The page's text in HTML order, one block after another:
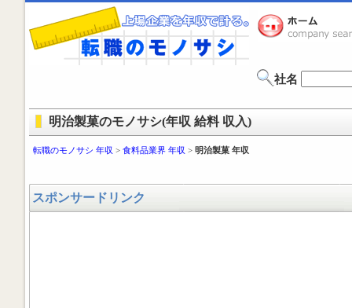
社名
明治製菓のモノサシ(年収 給料 収入)
転職のモノサシ 年収 > 食料品業界 年収 > 明治製菓 年収
スポンサードリンク